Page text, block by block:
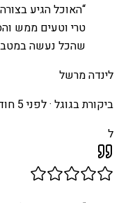
“האוכל הגיע
טרי וטעים ממש
שהכל נעשה
לינדה מרשל
ביקורת בגוגל ·לפני 5 חודשים
ל